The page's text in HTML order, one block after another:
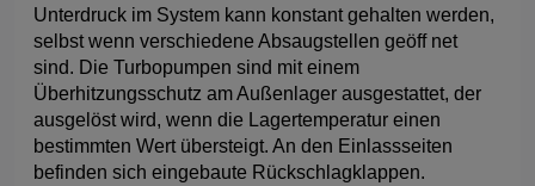
Unterdruck im System kann konstant gehalten werden,
selbst wenn verschiedene Absaugstellen geöff net
sind. Die Turbopumpen sind mit einem
Überhitzungsschutz am Außenlager ausgestattet, der
ausgelöst wird, wenn die Lagertemperatur einen
bestimmten Wert übersteigt. An den Einlassseiten
befinden sich eingebaute Rückschlagklappen.